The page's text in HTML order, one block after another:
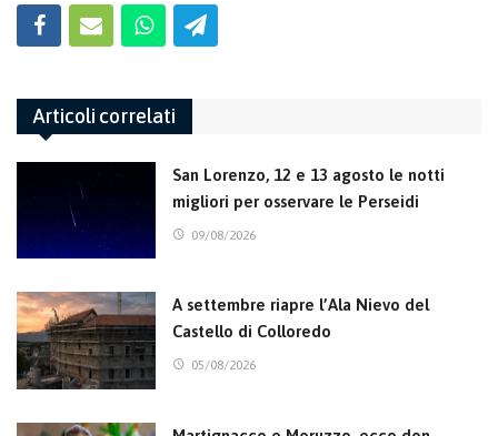
Articoli correlati
San Lorenzo, 12 e 13 agosto le notti
migliori per osservare le Perseidi
09/08/2026
A settembre riapre l’Ala Nievo del
Castello di Colloredo
05/08/2026